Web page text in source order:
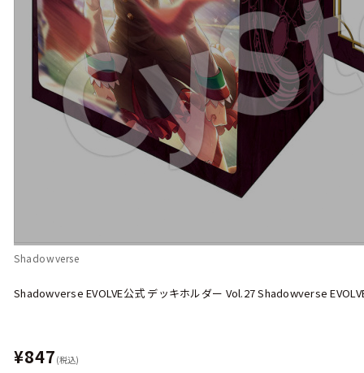
Shadowverse
Shadowverse EVOLVE公式 デッキホルダー Vol.27 Shadowverse
¥847 (税込)